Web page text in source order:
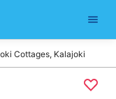
Cottages, Kalajoki